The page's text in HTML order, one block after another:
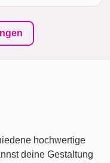
hochwertige
deine Gestaltung